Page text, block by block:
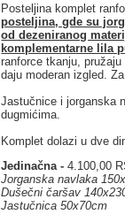
Posteljina komplet
posteljina, gde su
od dezeniranog
komplementarne lila
ranforce tkanju,
daju moderan izgled.
Jastučnice i jorganska
dugmićima.
Komplet dolazi u dve
Jedinačna -4.100,00
Jorganska navlaka
Dušečni čaršav
Jastučnica 50x70cm